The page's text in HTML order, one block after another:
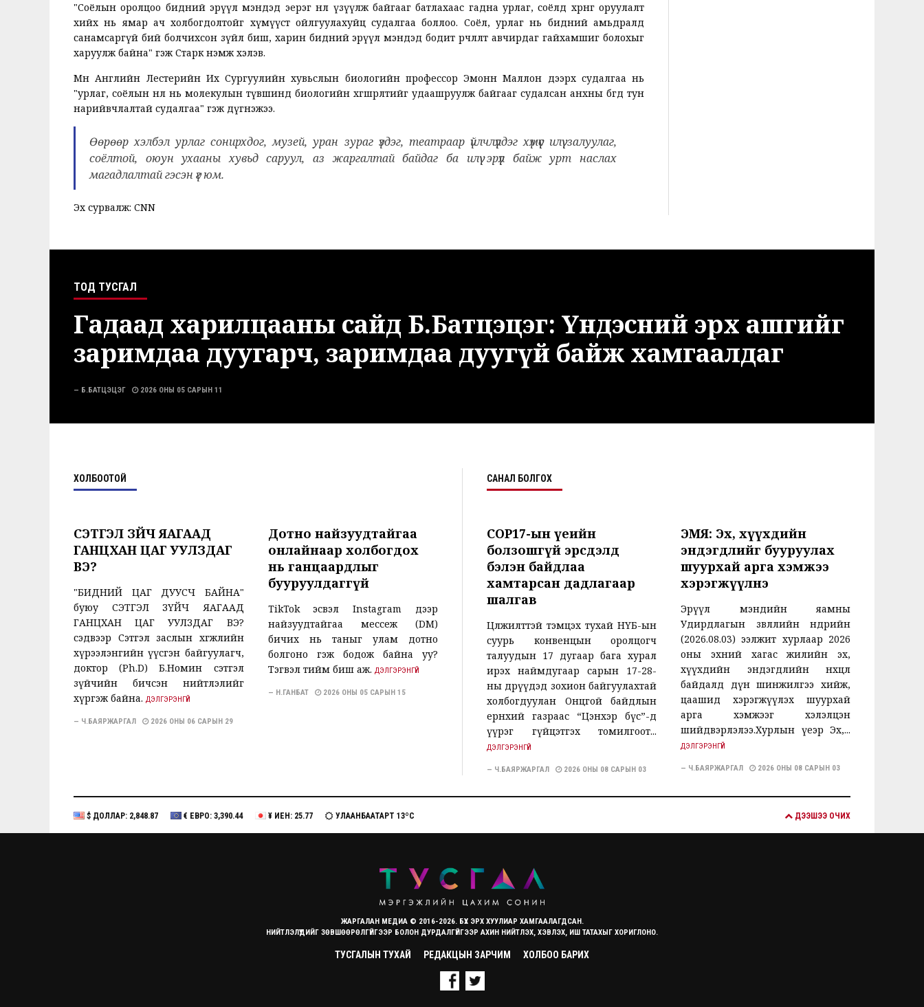
"Соёлын оролцоо бидний эрүүл мэндэд эерэг нөлөө үзүүлж байгааг батлахаас гадна урлаг, соёлд хөрөнгө оруулалт
хийх нь ямар ач холбогдолтойг хүмүүст ойлгуулахуйц судалгаа боллоо. Соёл, урлаг нь бидний амьдралд
санамсаргүй бий болчихсон зүйл биш, харин бидний эрүүл мэндэд бодит өөрчлөлт авчирдаг гайхамшиг болохыг
харуулж байна" гэж Старк нэмж хэлэв.
Мөн Английн Лестерийн Их Сургуулийн хувьслын биологийн профессор Эмонн Маллон дээрх судалгаа нь
"урлаг, соёлын нөлөө нь молекулын түвшинд биологийн хөгшрөлтийг удаашруулж байгааг судалсан анхны бөгөөд тун
нарийвчлалтай судалгаа" гэж дүгнэжээ.
Өөрөөр хэлбэл урлаг сонирхдог, музей, уран зураг үздэг, театраар үйлчлүүлдэг хүмүүс илүү залуулаг,
соёлтой, оюун ухааны хувьд саруул, аз жаргалтай байдаг ба илүү эрүүл байж урт наслах
магадлалтай гэсэн үг юм.
Эх сурвалж: CNN
ТОД ТУСГАЛ
Гадаад харилцааны сайд Б.Батцэцэг: Үндэсний эрх ашгийг
заримдаа дуугарч, заримдаа дуугүй байж хамгаалдаг
— Б.БАТЦЭЦЭГ 2026 ОНЫ 05 САРЫН 11
ХОЛБООТОЙ
СЭТГЭЛ ЗҮЙЧ ЯАГААД
ГАНЦХАН ЦАГ УУЛЗДАГ
ВЭ?
"БИДНИЙ ЦАГ ДУУСЧ БАЙНА"
буюу СЭТГЭЛ ЗҮЙЧ ЯАГААД
ГАНЦХАН ЦАГ УУЛЗДАГ ВЭ?
сэдвээр Сэтгэл заслын хөгжлийн
хүрээлэнгийн үүсгэн байгуулагч,
доктор (Ph.D) Б.Номин сэтгэл
зүйчийн бичсэн нийтлэлийг
хүргэж байна. ДЭЛГЭРЭНГҮЙ
— Ч.БАЯРЖАРГАЛ 2026 ОНЫ 06 САРЫН 29
Дотно найзуудтайгаа
онлайнаар холбогдох
нь ганцаардлыг
бууруулдаггүй
TikTok эсвэл Instagram дээр
найзуудтайгаа мессеж (DM)
бичих нь таныг улам дотно
болгоно гэж бодож байна уу?
Тэгвэл тийм биш аж. ДЭЛГЭРЭНГҮЙ
— Н.ГАНБАТ 2026 ОНЫ 05 САРЫН 15
САНАЛ БОЛГОХ
COP17-ын үеийн
болзошгүй эрсдэлд
бэлэн байдлаа
хамтарсан дадлагаар
шалгав
Цөлжилттэй тэмцэх тухай НҮБ-ын
суурь конвенцын оролцогч
талуудын 17 дугаар бага хурал
ирэх наймдугаар сарын 17-28-
ны өдрүүдэд зохион байгуулахтай
холбогдуулан Онцгой байдлын
ерөнхий газраас “Цэнхэр бүс”-д
үүрэг гүйцэтгэх томилгоот...
ДЭЛГЭРЭНГҮЙ
— Ч.БАЯРЖАРГАЛ 2026 ОНЫ 08 САРЫН 03
ЭМЯ: Эх, хүүхдийн
эндэгдлийг бууруулах
шуурхай арга хэмжээ
хэрэгжүүлнэ
Эрүүл мэндийн яамны
Удирдлагын зөвлөлийн өнөөдрийн
(2026.08.03) ээлжит хурлаар 2026
оны эхний хагас жилийн эх,
хүүхдийн эндэгдлийн нөхцөл
байдалд дүн шинжилгээ хийж,
цаашид хэрэгжүүлэх шуурхай
арга хэмжээг хэлэлцэн
шийдвэрлэлээ.Хурлын үеэр Эх,...
ДЭЛГЭРЭНГҮЙ
— Ч.БАЯРЖАРГАЛ 2026 ОНЫ 08 САРЫН 03
ДЭЭШЭЭ ОЧИХ
$ ДОЛЛАР: 2,848.87 € ЕВРО: 3,390.44 ¥ ИЕН: 25.77 УЛААНБААТАРТ 13ºC
ЖАРГАЛАН МЕДИА © 2016-2026. БҮХ ЭРХ ХУУЛИАР ХАМГААЛАГДСАН.
НИЙТЛЭЛҮҮДИЙГ ЗӨВШӨӨРӨЛГҮЙГЭЭР БОЛОН ДУРДАЛГҮЙГЭЭР АХИН НИЙТЛЭХ, ХЭВЛЭХ, ИШ ТАТАХЫГ ХОРИГЛОНО.
ТУСГАЛЫН ТУХАЙ РЕДАКЦЫН ЗАРЧИМ ХОЛБОО БАРИХ